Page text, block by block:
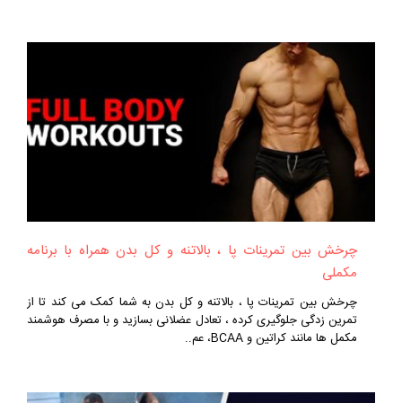
چرخش بین تمرینات پا ، بالا‌تنه و کل بدن همراه با برنامه‌
مکملی
چرخش بین تمرینات پا ، بالاتنه و کل بدن به شما کمک می‌ کند تا از
تمرین‌ زدگی جلوگیری کرده ، تعادل عضلانی بسازید و با مصرف هوشمند
مکمل‌ ها مانند کراتین و BCAA، عم..